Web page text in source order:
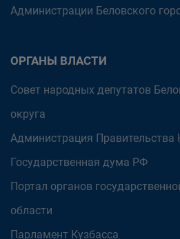
Администрации Беловского
ОРГАНЫ ВЛАСТИ
Совет народных депутатов
округа
Администрация Правительства
Государственная дума РФ
Портал органов
области
Парламент Кузбасса